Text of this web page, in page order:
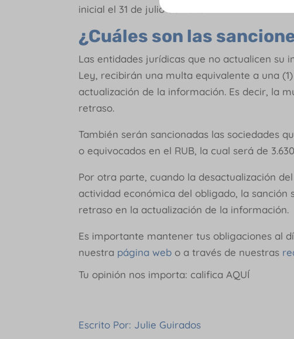
inicial el 31 de julio de 2023.
¿Cuáles son las
Las entidades jurídicas que no actualicen su
Ley, recibirán una multa equivalente a una
actualización de la información. Es decir, la
retraso.
También serán sancionadas las sociedades
o equivocados en el RUB, la cual será de
Por otra parte, cuando la desactualización
actividad económica del obligado, la sanción
retraso en la actualización de la información.
Es importante mantener tus obligaciones al
nuestra página web o a través de nuestras
Tu opinión nos importa: califica AQUÍ
Escrito Por: Julie Guirados